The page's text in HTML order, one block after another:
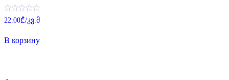
Оценка
0
5
22.00₾/კვ.მ
В корзину